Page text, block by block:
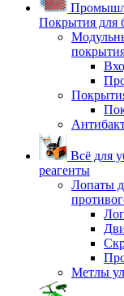
Покрытия для
Всё для
реагенты
Лопаты
Метлы